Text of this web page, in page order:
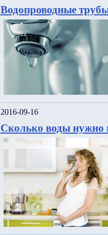
Водопроводные
2016-09-16
Сколько воды нужно